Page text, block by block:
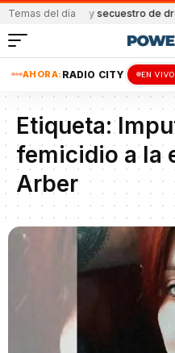
Temas del día
allanamientos y secuestro de
AHORA: RADIO CITY EN VIVO
Etiqueta:
femicidio a la
Arber